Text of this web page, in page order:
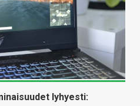
lyhyesti: